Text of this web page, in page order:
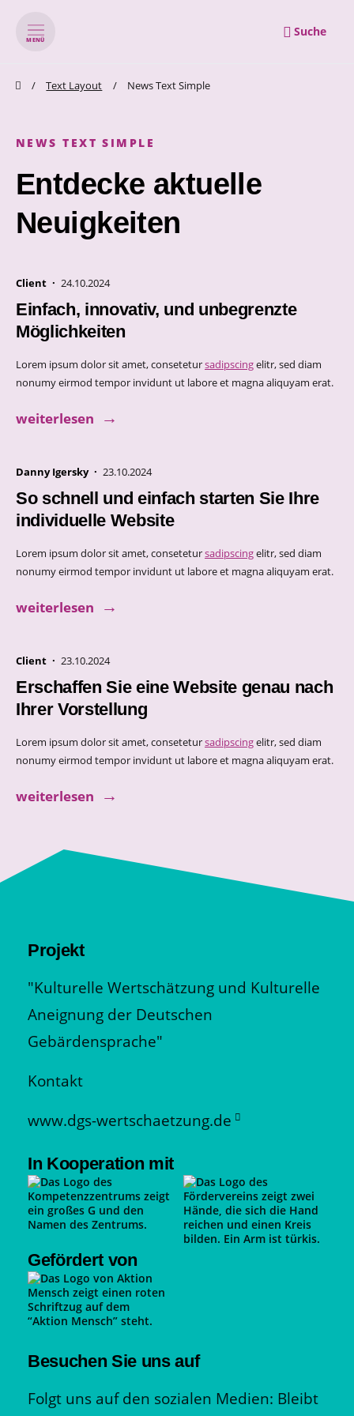
MENÜ
Suche
zum Inhalt springen
Text Layout News Text Simple
NEWS TEXT SIMPLE
Entdecke aktuelle
Neuigkeiten
Client · 24.10.2024
Einfach, innovativ, und unbegrenzte
Möglichkeiten
Lorem ipsum dolor sit amet, consetetursadipscingelitr, sed diam
nonumy eirmod tempor invidunt ut labore et magna aliquyam erat.
weiterlesen
Danny Igersky · 23.10.2024
So schnell und einfach starten Sie Ihre
individuelle Website
Lorem ipsum dolor sit amet, consetetursadipscingelitr, sed diam
nonumy eirmod tempor invidunt ut labore et magna aliquyam erat.
weiterlesen
Client · 23.10.2024
Erschaffen Sie eine Website genau nach
Ihrer Vorstellung
Lorem ipsum dolor sit amet, consetetursadipscingelitr, sed diam
nonumy eirmod tempor invidunt ut labore et magna aliquyam erat.
weiterlesen
Projekt
"Kulturelle Wertschätzung und Kulturelle
Aneignung der Deutschen
Gebärdensprache"
Kontakt
www.dgs-wertschaetzung.de
In Kooperation mit
Gefördert von
Besuchen Sie uns auf
Folgt uns auf den sozialen Medien: Bleibt